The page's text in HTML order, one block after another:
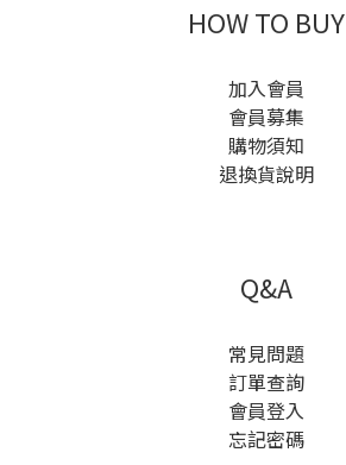
HOW TO BUY
加入會員
會員募集
購物須知
退換貨說明
Q&A
常見問題
訂單查詢
會員登入
忘記密碼